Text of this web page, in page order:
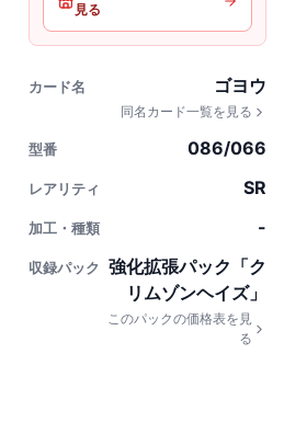
見る
カード名 ゴヨウ
同名カード一覧を見る
型番 086/066
レアリティ SR
加工・種類 -
収録パック
強化拡張パック「ク
リムゾンヘイズ」
このパックの価格表を見
る